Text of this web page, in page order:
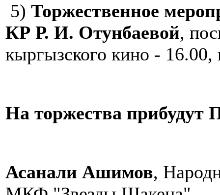
5) Торжественное
КР Р. И. Отунбаевой,
кыргызского кино -
На торжества прибудут
Асанали Ашимов,